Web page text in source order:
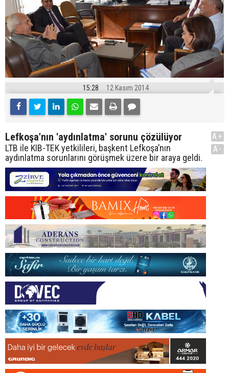
15:28 12 Kasım 2014
Lefkoşa'nın 'aydınlatma' sorunu çözülüyor
LTB ile KIB-TEK yetkilileri, başkent Lefkoşa’nın
aydınlatma sorunlarını görüşmek üzere bir araya geldi.
A+
A-